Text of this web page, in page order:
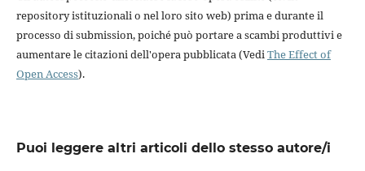
repository istituzionali o nel loro sito web) prima e durante il
processo di submission, poiché può portare a scambi produttivi e
aumentare le citazioni dell'opera pubblicata (VediThe Effect of
Open Access).
Puoi leggere altri articoli dello stesso autore/i